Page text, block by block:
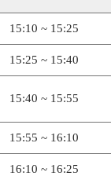
15:10 ~ 15:25
15:25 ~ 15:40
15:40 ~ 15:55
15:55 ~ 16:10
16:10 ~ 16:25